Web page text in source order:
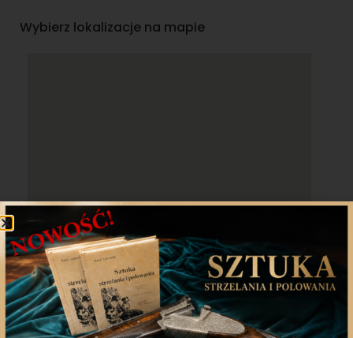
Wybierz lokalizacje na mapie